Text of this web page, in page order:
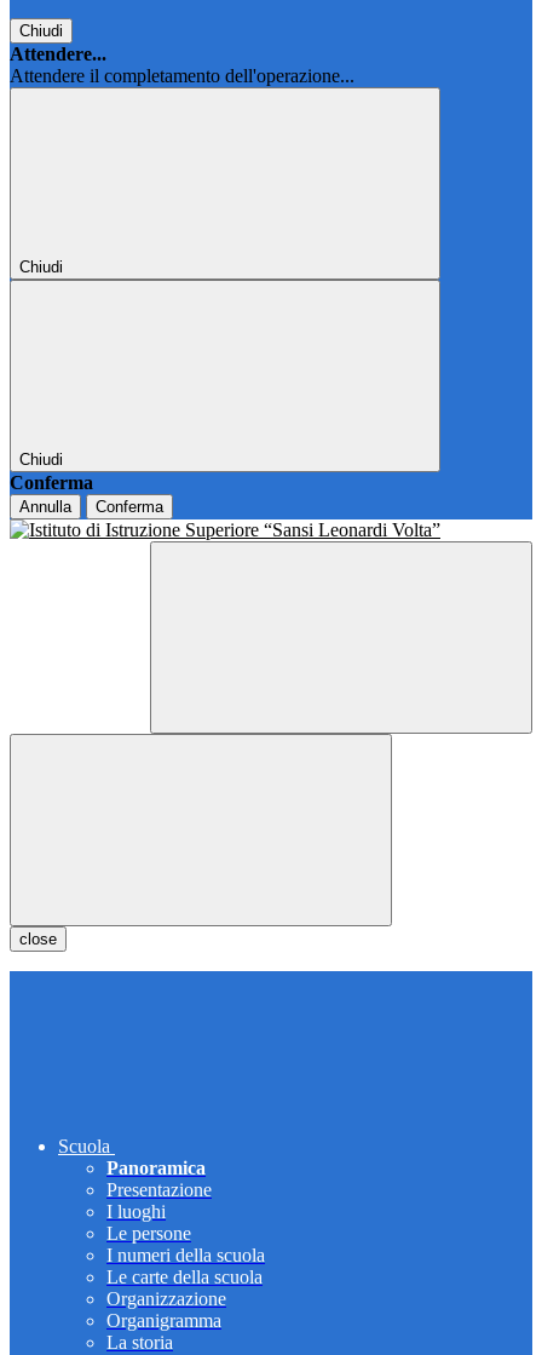
Chiudi
Attendere...
Attendere il completamento dell'operazione...
Chiudi
Chiudi
Conferma
Annulla Conferma
close
Scuola
Panoramica
Presentazione
I luoghi
Le persone
I numeri della scuola
Le carte della scuola
Organizzazione
Organigramma
La storia